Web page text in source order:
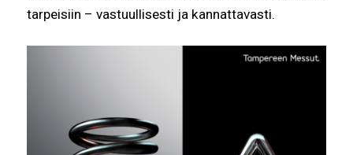
tarpeisiin – vastuullisesti ja kannattavasti.